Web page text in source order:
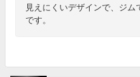
見えにくいデザインで、ジ
です。